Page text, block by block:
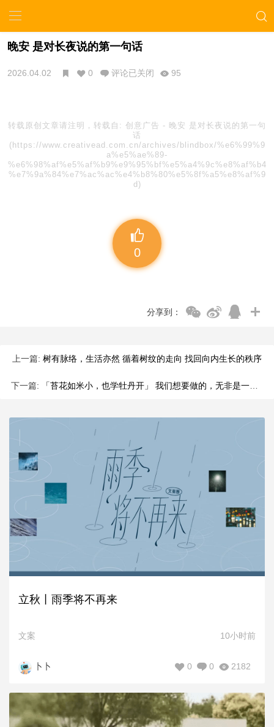
晚安 是对长夜说的第一句话
2026.04.02 0 评论已关闭 95
转载原创文章请注明，转载自: 创意广告 - 晚安 是对长夜说的第一句
话
(https://www.creativead.com.cn/archives/blindbox/%e6%99%9
a%e5%ae%89-
%e6%98%af%e5%af%b9%e9%95%bf%e5%a4%9c%e8%af%b4
%e7%9a%84%e7%ac%ac%e4%b8%80%e5%8f%a5%e8%af%9
d)
0
分享到：
上一篇: 树有脉络，生活亦然 循着树纹的走向 找回向内生长的秩序
下一篇: 「苔花如米小，也学牡丹开」 我们想要做的，无非是一件件小事 陪伴小农成长，守护干净的土地 寻回传统智慧，连接彼此，温暖彼此
立秋丨雨季将不再来
文案 10小时前
卜卜 2182
0
0